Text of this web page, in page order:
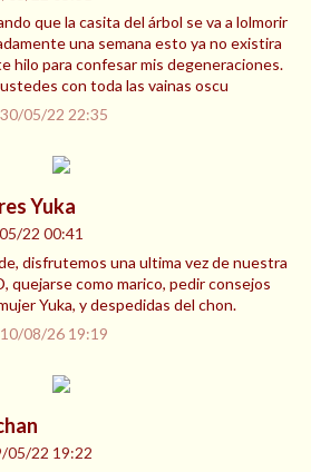
que la casita del árbol se va a lolmorir
una semana esto ya no existira
hilo para confesar mis degeneraciones.
con toda las vainas oscu
30/05/22 22:35
Yuka
22 00:41
disfrutemos una ultima vez de nuestra
quejarse como marico, pedir consejos
Yuka, y despedidas del chon.
10/08/26 19:19
05/22 19:22